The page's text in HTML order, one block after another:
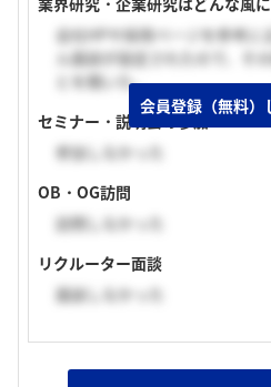
会社HPや採用ページを参考に
ル面談が設定されたので、そ
とを聞いた。
セミナー・説明会の参加
参加しなかった
OB・OG訪問
訪問しなかった
リクルーター面談
面談しなかった
会員登録（無料）